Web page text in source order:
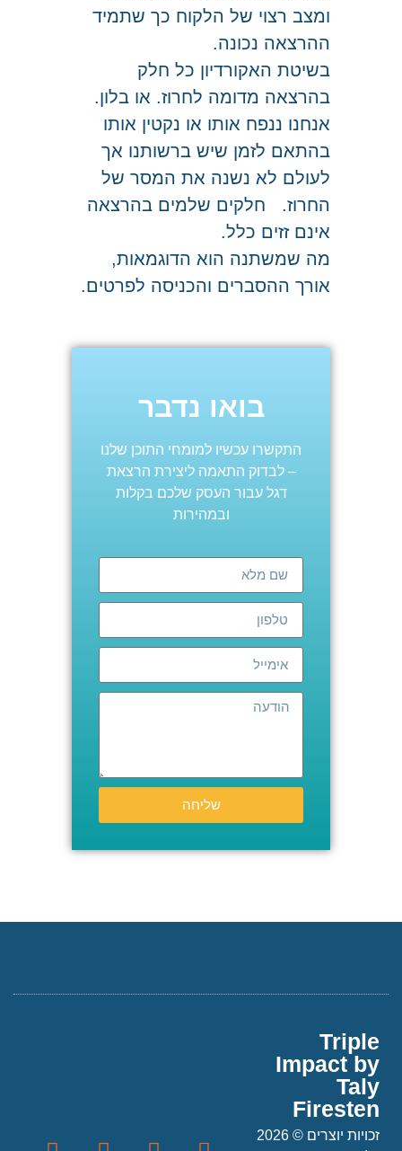
ומצב רצוי של הלקוח כך שתמיד
ההרצאה נכונה.
בשיטת האקורדיון כל חלק
בהרצאה מדומה לחרוז. או בלון.
אנחנו ננפח אותו או נקטין אותו
בהתאם לזמן שיש ברשותנו אך
לעולם לא נשנה את המסר של
החרוז. חלקים שלמים בהרצאה
אינם זזים כלל.
מה שמשתנה הוא הדוגמאות,
אורך ההסברים והכניסה לפרטים.
בואו נדבר
התקשרו עכשיו למומחי התוכן שלנו
– לבדוק התאמה ליצירת הרצאת
דגל עבור העסק שלכם בקלות
ובמהירות
שליחה
Triple
Impact by
Taly
Firesten
זכויות יוצרים © 2026